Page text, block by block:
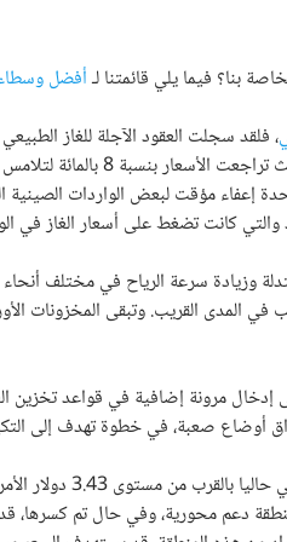
بنا؟ فيما يلي قائمتنا لـأفضل وسطاء
محاولة لتعويض جزء من
إعفاء مؤقت لبعض الواردات
كانت تضغط على أسعار الغاز في
وزيادة سرعة الرياح في مختلف
، يتداول سعر